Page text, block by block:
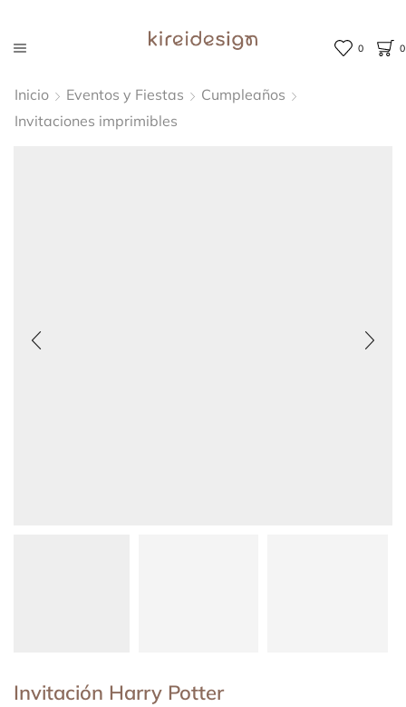
0 0
Inicio Eventos y Fiestas
Cumpleaños
Invitaciones imprimibles
Invitación Harry Potter